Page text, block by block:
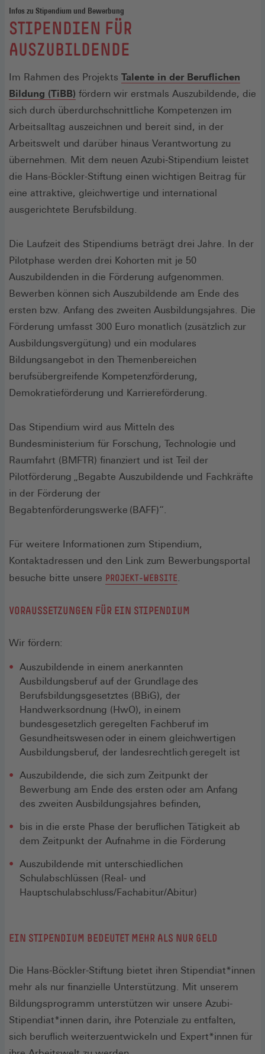
Infos zu Stipendium und Bewerbung
:
STIPENDIEN FÜR
AUSZUBILDENDE
Im Rahmen des Projekts Talente in der Beruflichen
Bildung (TiBB) (Öffnet
in
einem
neuen
Fenster)
fördern wir erstmals Auszubildende, die
sich durch überdurchschnittliche Kompetenzen im
Arbeitsalltag auszeichnen und bereit sind, in der
Arbeitswelt und darüber hinaus Verantwortung zu
übernehmen. Mit dem neuen Azubi-Stipendium leistet
die Hans-Böckler-Stiftung einen wichtigen Beitrag für
eine attraktive, gleichwertige und international
ausgerichtete Berufsbildung.
Die Laufzeit des Stipendiums beträgt drei Jahre. In der
Pilotphase werden drei Kohorten mit je 50
Auszubildenden in die Förderung aufgenommen.
Bewerben können sich Auszubildende am Ende des
ersten bzw. Anfang des zweiten Ausbildungsjahres. Die
Förderung umfasst 300 Euro monatlich (zusätzlich zur
Ausbildungsvergütung) und ein modulares
Bildungsangebot in den Themenbereichen
berufsübergreifende Kompetenzförderung,
Demokratieförderung und Karriereförderung.
Das Stipendium wird aus Mitteln des
Bundesministerium für Forschung, Technologie und
Raumfahrt (BMFTR) finanziert und ist Teil der
Pilotförderung „Begabte Auszubildende und Fachkräfte
in der Förderung der
Begabtenförderungswerke (BAFF)“.
Für weitere Informationen zum Stipendium,
Kontaktadressen und den Link zum Bewerbungsportal
besuche bitte unsere PROJEKT-WEBSITE
EINEM
VORAUSSETZUNGEN FÜR EIN STIPENDIUM
Wir fördern:
Auszubildende in einem anerkannten
Ausbildungsberuf auf der Grundlage des
Berufsbildungsgesetztes (BBiG), der
Handwerksordnung (HwO), in einem
bundesgesetzlich geregelten Fachberuf im
Gesundheitswesen oder in einem gleichwertigen
Ausbildungsberuf, der landesrechtlich geregelt ist
Auszubildende, die sich zum Zeitpunkt der
Bewerbung am Ende des ersten oder am Anfang
des zweiten Ausbildungsjahres befinden,
bis in die erste Phase der beruflichen Tätigkeit ab
dem Zeitpunkt der Aufnahme in die Förderung
Auszubildende mit unterschiedlichen
Schulabschlüssen (Real- und
Hauptschulabschluss/Fachabitur/Abitur)
EIN STIPENDIUM BEDEUTET MEHR ALS NUR GELD
Die Hans-Böckler-Stiftung bietet ihren Stipendiat*innen
mehr als nur finanzielle Unterstützung. Mit unserem
Bildungsprogramm unterstützen wir unsere Azubi-
Stipendiat*innen darin, ihre Potenziale zu entfalten,
sich beruflich weiterzuentwickeln und Expert*innen für